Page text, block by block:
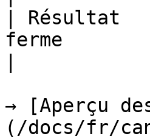
|
ferme
→ [Aperçu
(/docs/fr/